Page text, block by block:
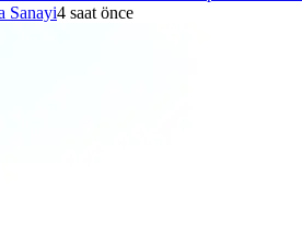
Sanayi4 saat önce